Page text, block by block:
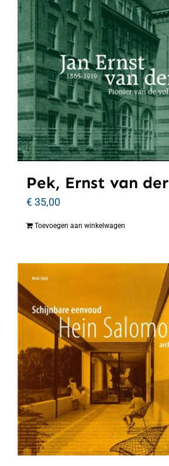
Pek, Ernst van der
€35,00
Toevoegen aan winkelwagen